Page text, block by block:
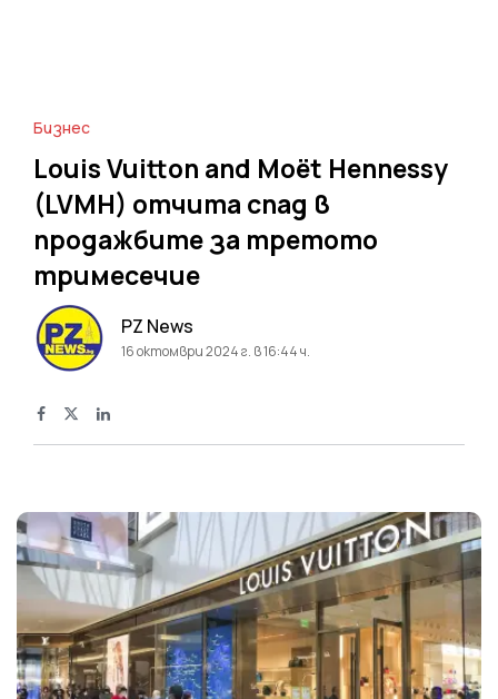
Бизнес
Louis Vuitton and Moët Hennessy
(LVMH) отчита спад в
продажбите за третото
тримесечие
PZ News
16 октомври 2024 г. в 16:44 ч.